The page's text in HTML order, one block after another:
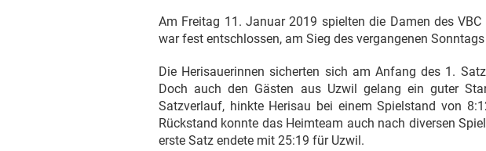
Am Freitag 11. Januar 2019 spielten die Damen des
war fest entschlossen, am Sieg des vergangenen
Die Herisauerinnen sicherten sich am Anfang des 1.
Doch auch den Gästen aus Uzwil gelang ein guter
Satzverlauf, hinkte Herisau bei einem Spielstand von
Rückstand konnte das Heimteam auch nach diversen
erste Satz endete mit 25:19 für Uzwil.